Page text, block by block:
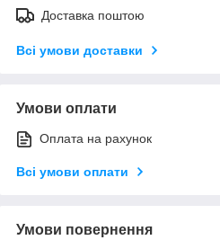
Доставка поштою
Всі умови доставки
Умови оплати
Оплата на рахунок
Всі умови оплати
Умови повернення